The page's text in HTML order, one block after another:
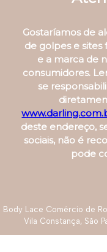
Gostaríamos de
de golpes e
e a marca de
consumidores.
se
deste endereço,
sociais, não é
Body Lace Comércio de
Vila Constança, São